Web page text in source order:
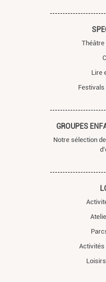
Lire
Festivals
GROUPES
Notre sélection
Activités